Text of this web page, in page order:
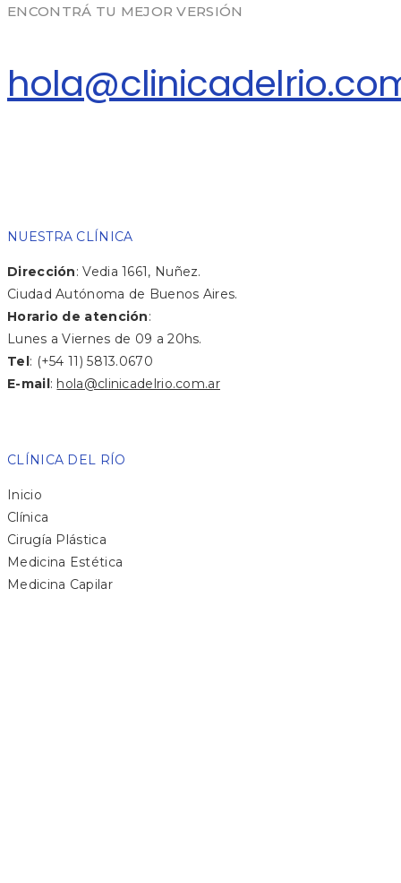
ENCONTRÁ TU MEJOR VERSIÓN
NUESTRA CLÍNICA
Dirección: Vedia 1661, Nuñez.
Ciudad Autónoma de Buenos Aires.
Horario de atención:
Lunes a Viernes de 09 a 20hs.
Tel: (+54 11) 5813.0670
E-mail: hola@clinicadelrio.com.ar
CLÍNICA DEL RÍO
Inicio
Clínica
Cirugía Plástica
Medicina Estética
Medicina Capilar